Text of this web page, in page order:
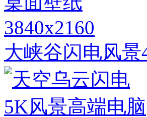
3840x2160
大峡谷闪电风